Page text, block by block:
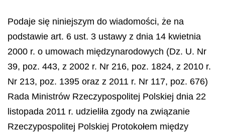
Podaje się niniejszym do wiadomości, że na
podstawie art. 6 ust. 3 ustawy z dnia 14 kwietnia
2000 r. o umowach międzynarodowych (Dz. U. Nr
39, poz. 443, z 2002 r. Nr 216, poz. 1824, z 2010 r.
Nr 213, poz. 1395 oraz z 2011 r. Nr 117, poz. 676)
Rada Ministrów Rzeczypospolitej Polskiej dnia 22
listopada 2011 r. udzieliła zgody na związanie
Rzeczypospolitej Polskiej Protokołem między